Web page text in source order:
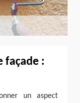
façade :
un aspect